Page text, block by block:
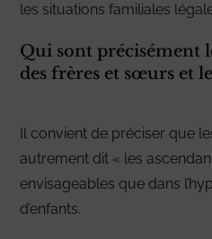
les situations familiales
Qui sont précisément
des frères et sœurs et
Il convient de préciser que
autrement dit « les
envisageables que dans
d’enfants.